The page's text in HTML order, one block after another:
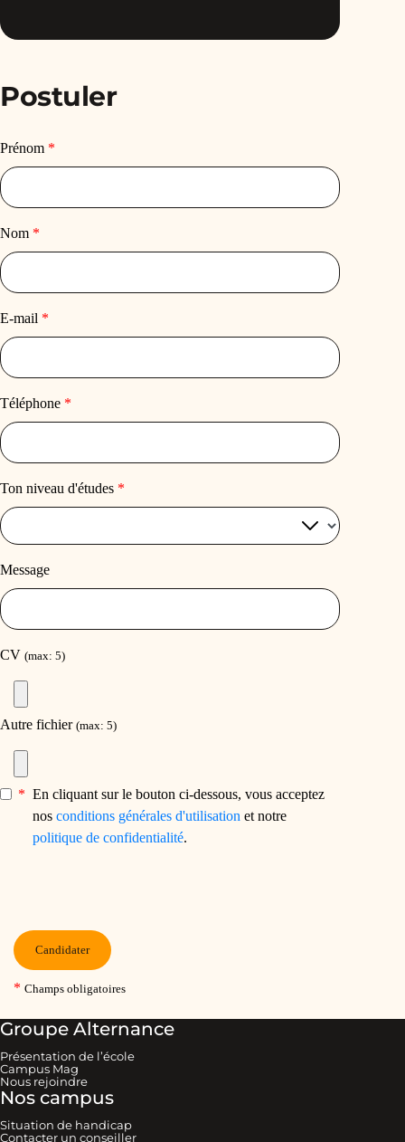
Postuler
Groupe Alternance
Présentation de l’école
Campus Mag
Nous rejoindre
Nos campus
Situation de handicap
Contacter un conseiller